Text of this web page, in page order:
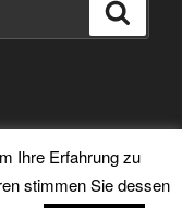
by IT Schalhas
Ihre Erfahrung zu
stimmen Sie dessen